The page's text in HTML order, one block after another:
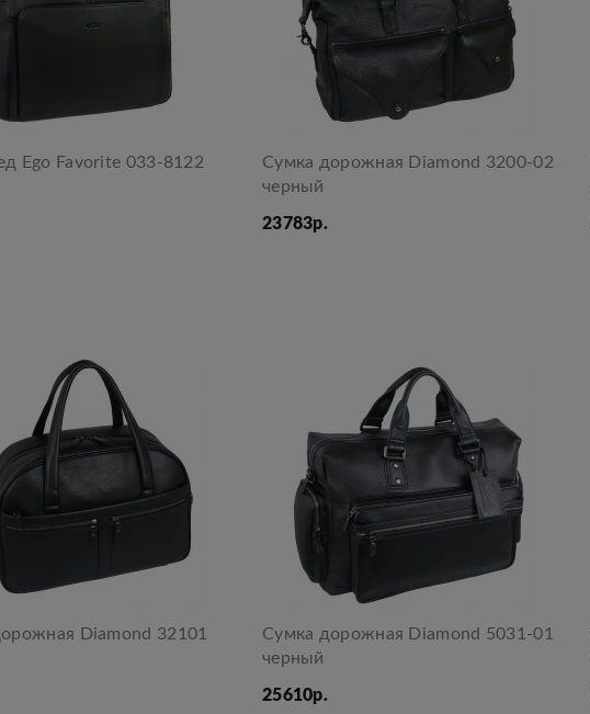
Ego Favorite 033-8122
Сумка дорожная Diamond 3200-02
черный
23783р.
Diamond 32101
Сумка дорожная Diamond 5031-01
черный
25610р.